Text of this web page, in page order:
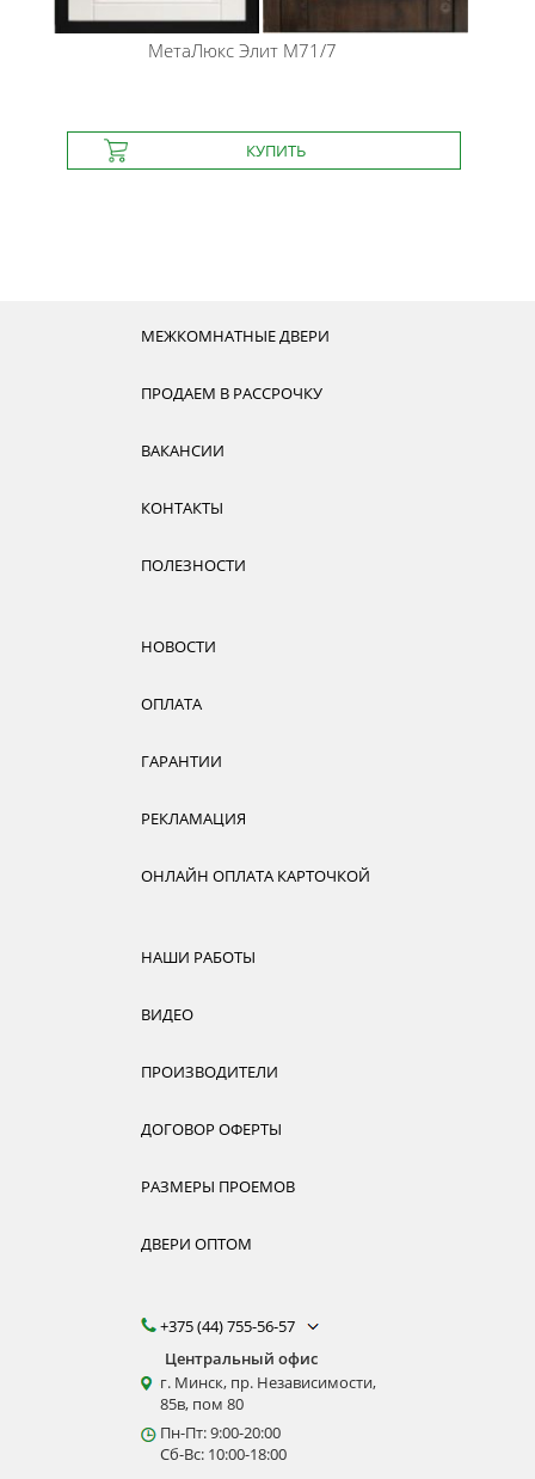
МетаЛюксЭлит М71/7
МЕЖКОМНАТНЫЕ ДВЕРИ
ПРОДАЕМ В РАССРОЧКУ
ВАКАНСИИ
КОНТАКТЫ
ПОЛЕЗНОСТИ
НОВОСТИ
ОПЛАТА
ГАРАНТИИ
РЕКЛАМАЦИЯ
ОНЛАЙН ОПЛАТА КАРТОЧКОЙ
НАШИ РАБОТЫ
ВИДЕО
ПРОИЗВОДИТЕЛИ
ДОГОВОР ОФЕРТЫ
РАЗМЕРЫ ПРОЕМОВ
ДВЕРИ ОПТОМ
+375 (44) 755-56-57
Центральный офис
г. Минск, пр. Независимости,
85в, пом 80
Пн-Пт: 9:00-20:00
Сб-Вс: 10:00-18:00